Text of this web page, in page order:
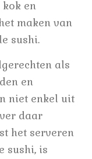
kok en
maken van
sushi.
als
en
niet enkel uit
daar
het serveren
sushi, is